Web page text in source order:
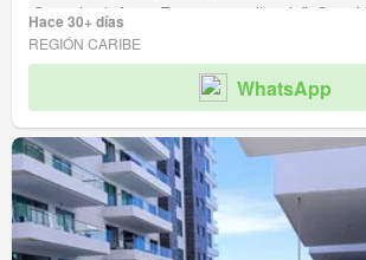
Gas natural
Agua Terraza amenity_wi_fi
Gimnasio Piscina
Barbecue Caseta de vigilancia
Acceso para personas con discapacidad
Hace 30+ días
REGIÓN CARIBE
WhatsApp